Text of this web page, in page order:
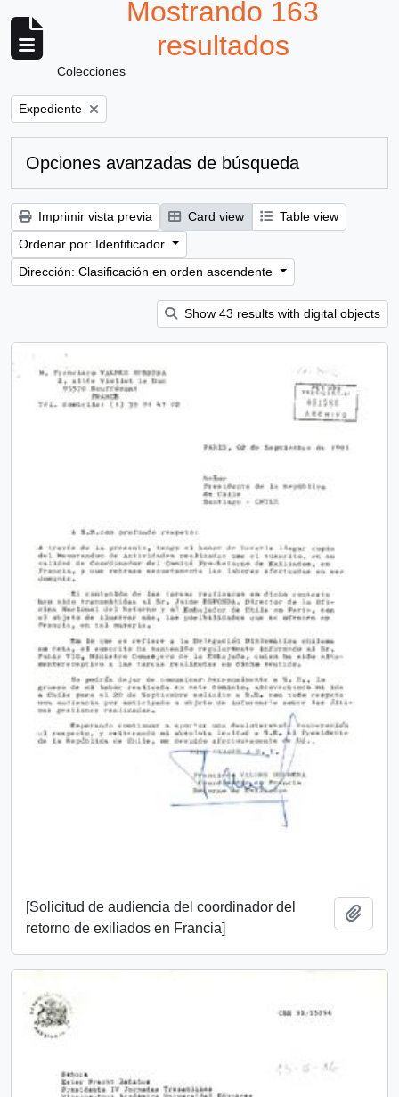
Mostrando 163
resultados
Colecciones
Remove filter:
Expediente
Opciones avanzadas de búsqueda
Imprimir vista previa Card view
Table view
Ordenar por: Identificador
Dirección: Clasificación en orden ascendente
Show 43 results with digital objects
[Solicitud de audiencia del coordinador del
retorno de exiliados en Francia]